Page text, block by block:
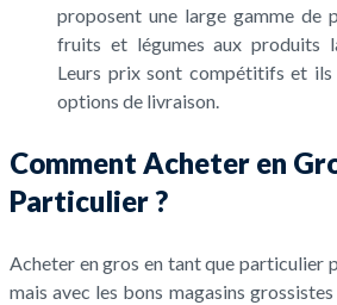
proposent une large gamme de
fruits et légumes aux produits
Leurs prix sont compétitifs et
options de livraison.
Comment Acheter en
Particulier ?
Acheter en gros en tant que particulier
mais avec les bons magasins